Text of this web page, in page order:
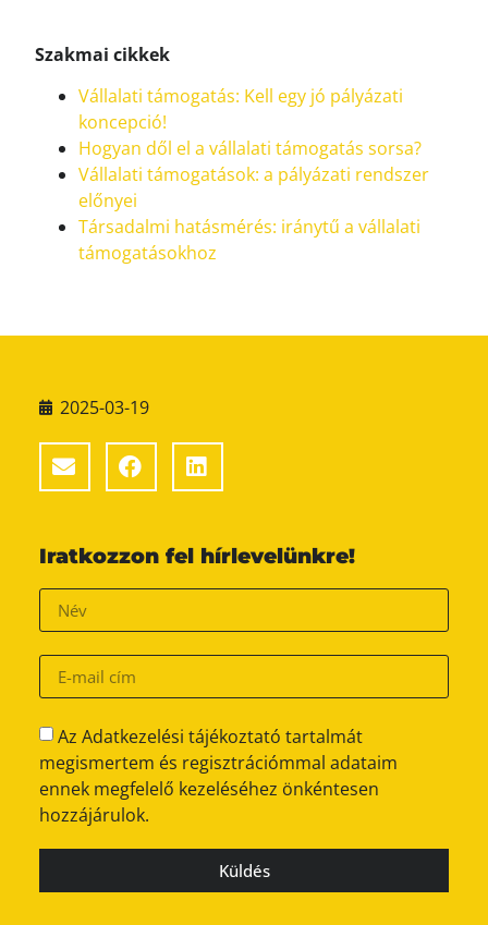
Szakmai cikkek
Vállalati támogatás: Kell egy jó pályázati
koncepció!
Hogyan dől el a vállalati támogatás sorsa?
Vállalati támogatások: a pályázati rendszer
előnyei
Társadalmi hatásmérés: iránytű a vállalati
támogatásokhoz
2025-03-19
Iratkozzon fel hírlevelünkre!
Az Adatkezelési tájékoztató tartalmát
megismertem és regisztrációmmal adataim
ennek megfelelő kezeléséhez önkéntesen
hozzájárulok.
Küldés